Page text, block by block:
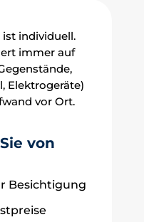
individuell.
immer auf
Elektrogeräte)
vor Ort.
von
Besichtigung